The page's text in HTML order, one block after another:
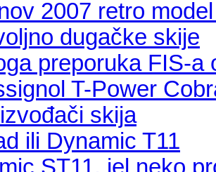
2007 retro
dugačke skije
preporuka FIS-a
T-Power
skija
ili Dynamic T11
ST11, jel neko